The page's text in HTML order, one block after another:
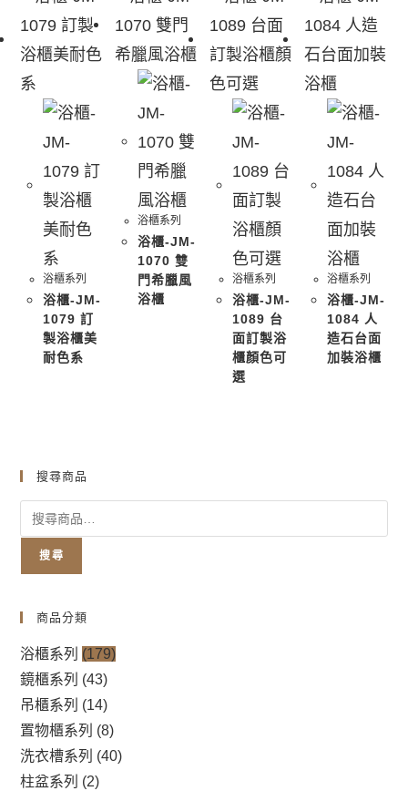
浴櫃系列
浴櫃-JM-
1079 訂
製浴櫃美
耐色系
浴櫃系列
浴櫃-JM-
1070 雙
門希臘風
浴櫃
浴櫃系列
浴櫃-JM-
1089 台
面訂製浴
櫃顏色可
選
浴櫃系列
浴櫃-JM-
1084 人
造石台面
加裝浴櫃
搜尋商品
搜尋
商品分類
浴櫃系列 (179)
鏡櫃系列 (43)
吊櫃系列 (14)
置物櫃系列 (8)
洗衣槽系列 (40)
柱盆系列 (2)